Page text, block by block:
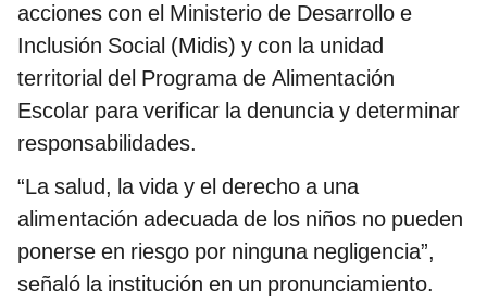
acciones con el Ministerio de Desarrollo e
Inclusión Social (Midis) y con la unidad
territorial del Programa de Alimentación
Escolar para verificar la denuncia y determinar
responsabilidades.
“La salud, la vida y el derecho a una
alimentación adecuada de los niños no pueden
ponerse en riesgo por ninguna negligencia”,
señaló la institución en un pronunciamiento.